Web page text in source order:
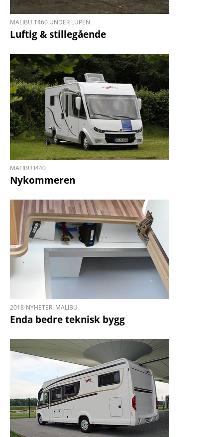
MALIBU T460 UNDER LUPEN
Luftig & stillegående
MALIBU I440
Nykommeren
2018-NYHETER: MALIBU
Enda bedre teknisk bygg